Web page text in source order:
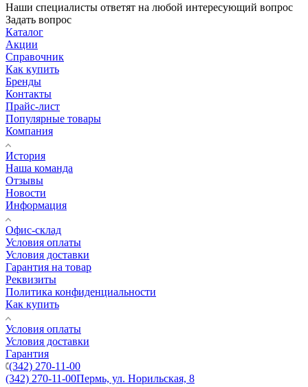
Наши специалисты ответят на любой интересующий вопрос
Задать вопрос
Каталог
Акции
Справочник
Как купить
Бренды
Контакты
Прайс-лист
Популярные товары
Компания
История
Наша команда
Отзывы
Новости
Информация
Офис-склад
Условия оплаты
Условия доставки
Гарантия на товар
Реквизиты
Политика конфиденциальности
Как купить
Условия оплаты
Условия доставки
Гарантия
(342) 270-11-00
(342) 270-11-00Пермь, ул. Норильская, 8